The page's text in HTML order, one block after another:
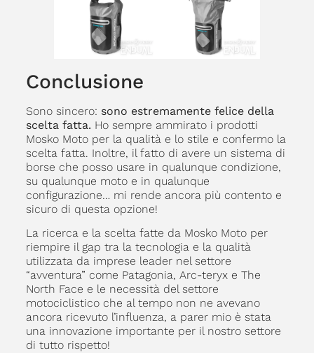
Conclusione
Sono sincero: sono estremamente felice della
scelta fatta. Ho sempre ammirato i prodotti
Mosko Moto per la qualità e lo stile e confermo la
scelta fatta. Inoltre, il fatto di avere un sistema di
borse che posso usare in qualunque condizione,
su qualunque moto e in qualunque
configurazione… mi rende ancora più contento e
sicuro di questa opzione!
La ricerca e la scelta fatte da Mosko Moto per
riempire il gap tra la tecnologia e la qualità
utilizzata da imprese leader nel settore
“avventura” come Patagonia, Arc-teryx e The
North Face e le necessità del settore
motociclistico che al tempo non ne avevano
ancora ricevuto l’influenza, a parer mio è stata
una innovazione importante per il nostro settore
di tutto rispetto!